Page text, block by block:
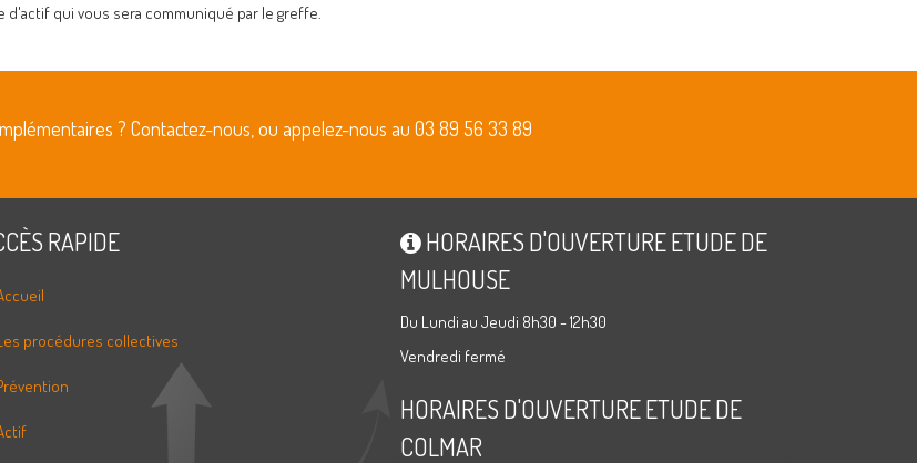
qui vous sera communiqué par le greffe.
? Contactez-nous, ou appelez-nous au 03 89 56 33 89
RAPIDE
procédures collectives
HORAIRES D'OUVERTURE ETUDE DE
MULHOUSE
Du Lundi au Jeudi 8h30 - 12h30
Vendredi fermé
HORAIRES D'OUVERTURE ETUDE DE
COLMAR